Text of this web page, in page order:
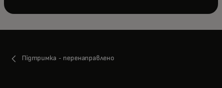
Підтримка - перенаправлено